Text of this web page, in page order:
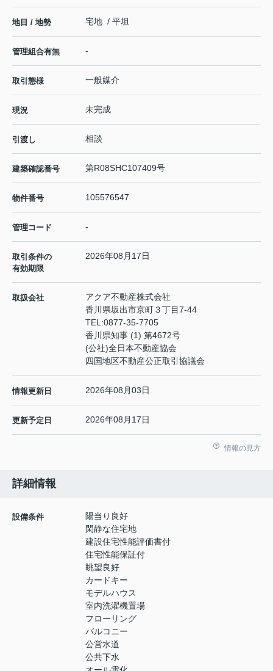
地目 / 地勢 宅地 / 平坦
管理組合有無 -
取引態様 一般媒介
現況 未完成
引渡し 相談
建築確認番号 第R08SHC107409号
物件番号 105576547
管理コード -
取引条件の
有効期限
2026年08月17日
取扱会社
アクア不動産株式会社
香川県坂出市京町３丁目7-44
TEL:0877-35-7705
香川県知事 (1) 第4672号
(公社)全日本不動産協会
四国地区不動産公正取引協議会
情報更新日 2026年08月03日
更新予定日 2026年08月17日
情報の見方
詳細情報
設備条件
陽当り良好
閑静な住宅地
建設住宅性能評価書付
住宅性能保証付
眺望良好
カードキー
モデルハウス
室内洗濯機置場
フローリング
バルコニー
公営水道
公共下水